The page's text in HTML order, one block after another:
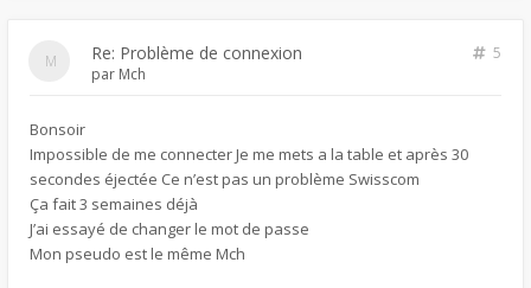
Re: Problème de connexion
5
par Mch
Bonsoir
Impossible de me connecter Je me mets a la table et après 30
secondes éjectée Ce n’est pas un problème Swisscom
Ça fait 3 semaines déjà
J’ai essayé de changer le mot de passe
Mon pseudo est le même Mch